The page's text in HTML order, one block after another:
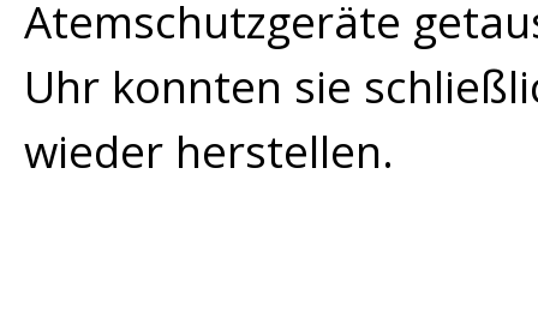
Atemschutzgeräte
Uhr konnten sie
wieder herstellen.